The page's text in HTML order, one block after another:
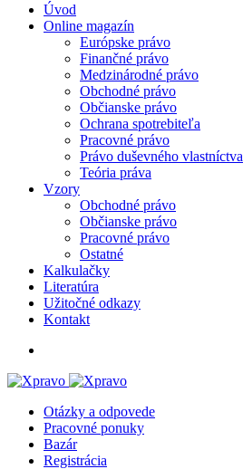
Úvod
Online magazín
Európske právo
Finančné právo
Medzinárodné právo
Obchodné právo
Občianske právo
Ochrana spotrebiteľa
Pracovné právo
Právo duševného vlastníctva
Teória práva
Vzory
Obchodné právo
Občianske právo
Pracovné právo
Ostatné
Kalkulačky
Literatúra
Užitočné odkazy
Kontakt
Otázky a odpovede
Pracovné ponuky
Bazár
Registrácia